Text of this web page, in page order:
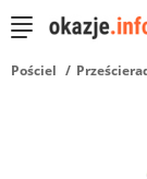
Pościel